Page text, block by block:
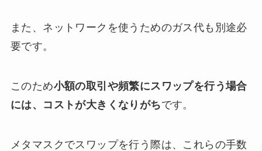
また、ネットワークを使うためのガス代も別途必
要です。
このため小額の取引や頻繁にスワップを行う場合
には、コストが大きくなりがちです。
メタマスクでスワップを行う際は、これらの手数